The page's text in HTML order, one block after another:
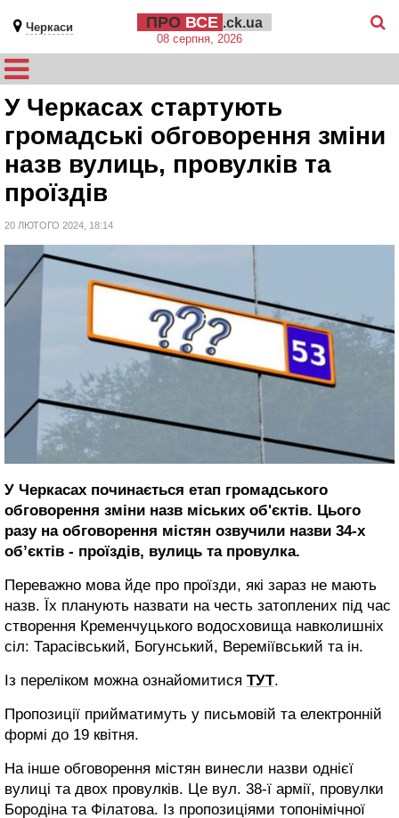
Черкаси ПРО ВСЕ .ck.ua
08 серпня, 2026
У Черкасах стартують
громадські обговорення зміни
назв вулиць, провулків та
проїздів
20 ЛЮТОГО 2024, 18:14
У Черкасах починається етап громадського
обговорення зміни назв міських об'єктів. Цього
разу на обговорення містян озвучили назви 34-х
об’єктів - проїздів, вулиць та провулка.
Переважно мова йде про проїзди, які зараз не мають
назв. Їх планують назвати на честь затоплених під час
створення Кременчуцького водосховища навколишніх
сіл: Тарасівський, Богунський, Вереміївський та ін.
Із переліком можна ознайомитися ТУТ.
Пропозиції прийматимуть у письмовій та електронній
формі до 19 квітня.
На інше обговорення містян винесли назви однієї
вулиці та двох провулків. Це вул. 38-ї армії, провулки
Бородіна та Філатова. Із пропозиціями топонімічної